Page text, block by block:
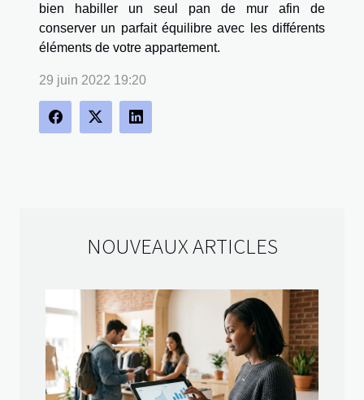
bien habiller un seul pan de mur afin de
conserver un parfait équilibre avec les différents
éléments de votre appartement.
29 juin 2022 19:20
NOUVEAUX ARTICLES